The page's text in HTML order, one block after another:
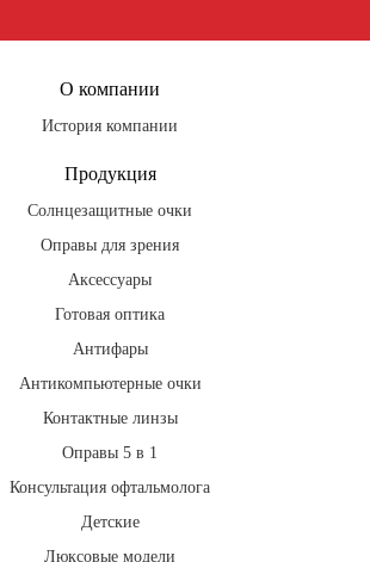
О компании
История компании
Продукция
Солнцезащитные очки
Оправы для зрения
Аксессуары
Готовая оптика
Антифары
Антикомпьютерные очки
Контактные линзы
Оправы 5 в 1
Консультация офтальмолога
Детские
Люксовые модели